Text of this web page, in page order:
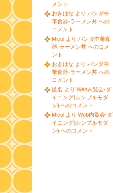
メント
おきはな より パンダ中
華食器-ラーメン丼 への
コメント
Micul より パンダ中華食
器-ラーメン丼 へのコメ
ント
おきはな より パンダ中
華食器-ラーメン丼 への
コメント
匿名 より Web内覧会-ダ
イニング(シンプルモダ
ン) へのコメント
Micul より Web内覧会-ダ
イニング(シンプルモダ
ン) へのコメント